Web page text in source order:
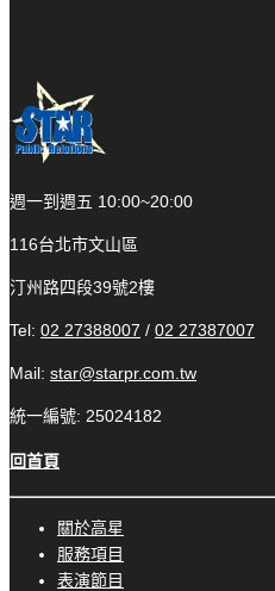
週一到週五 10:00~20:00
116台北市文山區
汀州路四段39號2樓
Tel: 02 27388007 / 02 27387007
Mail: star@starpr.com.tw
統一編號: 25024182
回首頁
關於高星
服務項目
表演節目